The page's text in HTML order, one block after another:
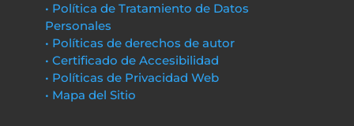
• Política de Tratamiento de Datos
Personales
• Políticas de derechos de autor
• Certificado de Accesibilidad
• Políticas de Privacidad Web
• Mapa del Sitio